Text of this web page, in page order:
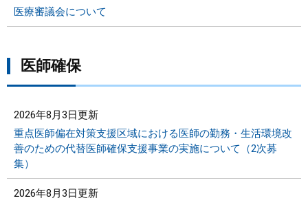
医療審議会について
医師確保
2026年8月3日更新
重点医師偏在対策支援区域における医師の勤務・生活環境改
善のための代替医師確保支援事業の実施について（2次募
集）
2026年8月3日更新